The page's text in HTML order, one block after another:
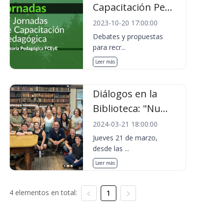
Capacitación Pe...
2023-10-20 17:00:00
Debates y propuestas
para recr...
Leer más
Diálogos en la
Biblioteca: "Nu...
2024-03-21 18:00:00
Jueves 21 de marzo,
desde las ...
Leer más
4 elementos en total: 1